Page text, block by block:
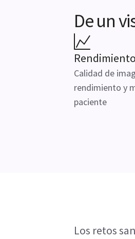
De un
Calidad de
rendimiento y
paciente
Los retos